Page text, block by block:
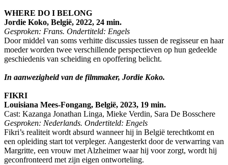
WHERE DO I BELONG
Jordie Koko, België, 2022, 24 min.
Gesproken: Frans. Ondertiteld: Engels
Door middel van soms verhitte discussies tussen de regisseur en haar
moeder worden twee verschillende perspectieven op hun gedeelde
geschiedenis van scheiding en opoffering belicht.
In aanwezigheid van de filmmaker, Jordie Koko.
FIKRI
Louisiana Mees-Fongang, België, 2023, 19 min.
Cast: Kazanga Jonathan Linga, Mieke Verdin, Sara De Bosschere
Gesproken: Nederlands. Ondertiteld: Engels
Fikri’s realiteit wordt absurd wanneer hij in België terechtkomt en
een opleiding start tot verpleger. Aangesterkt door de verwarring van
Margritte, een vrouw met Alzheimer waar hij voor zorgt, wordt hij
geconfronteerd met zijn eigen ontworteling.